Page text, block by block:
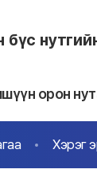
бүс
орон
Хэрэг